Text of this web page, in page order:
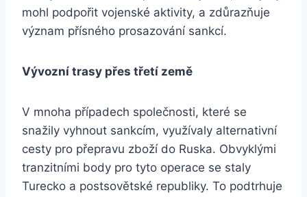
mohl podpořit vojenské aktivity, a zdůrazňuje
význam přísného prosazování sankcí.
Vývozní trasy přes třetí země
V mnoha případech společnosti, které se
snažily vyhnout sankcím, využívaly alternativní
cesty pro přepravu zboží do Ruska. Obvyklými
tranzitními body pro tyto operace se staly
Turecko a postsovětské republiky. To podtrhuje